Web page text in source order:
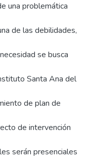
una problemática
de las debilidades,
se busca
Santa Ana del
de plan de
de intervención
serán presenciales